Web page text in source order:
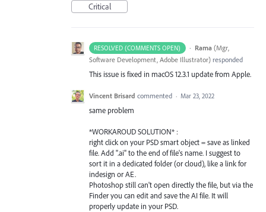
Critical
RESOLVED (COMMENTS OPEN) · Rama (Mgr,
Software Development, Adobe Illustrator) responded
This issue is fixed in macOS 12.3.1 update from Apple.
Vincent Brisard commented · Mar 23, 2022
same problem
*WORKAROUD SOLUTION* :
right click on your PSD smart object = save as linked
file. Add ".ai" to the end of file's name. I suggest to
sort it in a dedicated folder (or cloud), like a link for
indesign or AE.
Photoshop still can't open directly the file, but via the
Finder you can edit and save the AI file. It will
properly update in your PSD.